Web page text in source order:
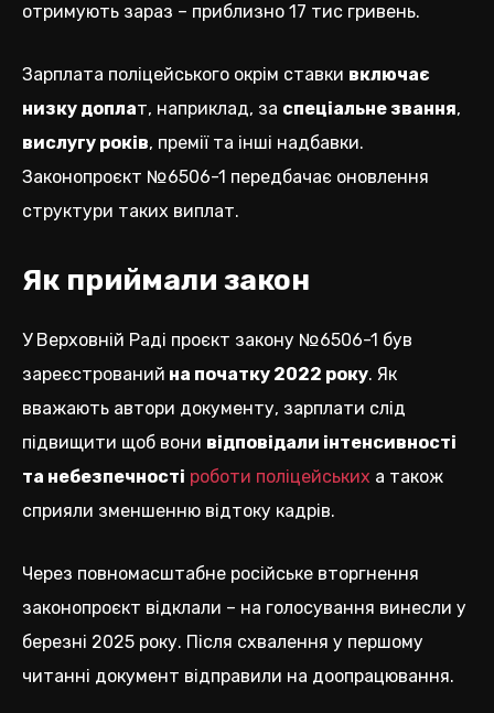
отримують зараз – приблизно 17 тис гривень.
Зарплата поліцейського окрім ставки включає
низку доплат, наприклад, за спеціальне звання,
вислугу років, премії та інші надбавки.
Законопроєкт №6506-1 передбачає оновлення
структури таких виплат.
Як приймали закон
У Верховній Раді проєкт закону №6506-1 був
зареєстрований на початку 2022 року. Як
вважають автори документу, зарплати слід
підвищити щоб вони відповідали інтенсивності
та небезпечності роботи поліцейських а також
сприяли зменшенню відтоку кадрів.
Через повномасштабне російське вторгнення
законопроєкт відклали – на голосування винесли у
березні 2025 року. Після схвалення у першому
читанні документ відправили на доопрацювання.